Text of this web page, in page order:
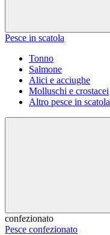
Pesce in scatola
Tonno
Salmone
Alici e acciughe
Molluschi e crostacei
Altro pesce in scatola
confezionato
Pesce confezionato